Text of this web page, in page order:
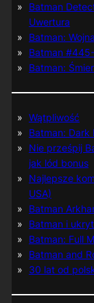
Batman
Uwertura
Batman:
Batman
Batman:
Wątpliwość
Batman: Dark
Nie prześpij
jak lód bonus
Najlepsze
USA)
Batman
Batman i
Batman: Full
Batman and
30 lat od